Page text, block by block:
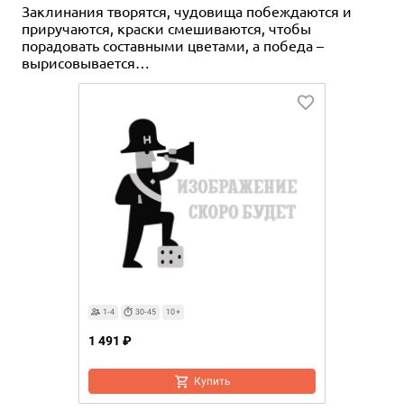
Заклинания творятся, чудовища побеждаются и
приручаются, краски смешиваются, чтобы
порадовать составными цветами, а победа –
вырисовывается…
1-4 30-45 10+
1 491 ₽
Купить